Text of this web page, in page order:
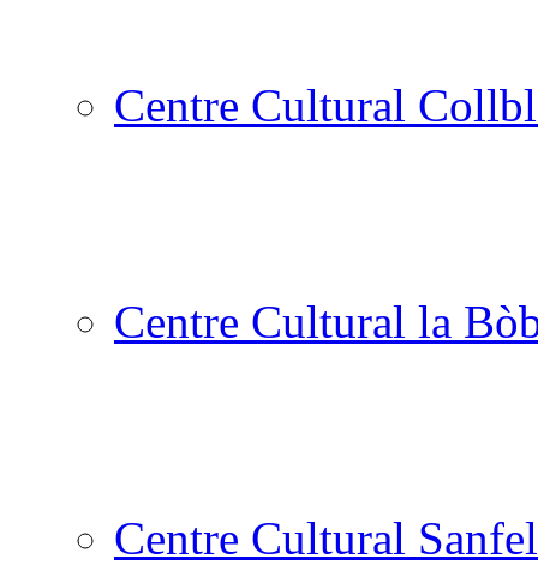
Centre Cultural
Centre Cultural la
Centre Cultural